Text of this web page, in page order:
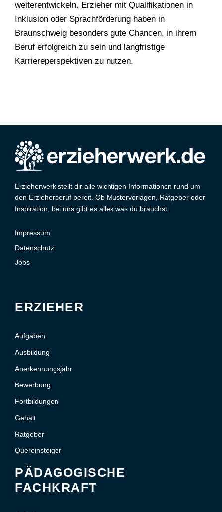
weiterentwickeln. Erzieher mit Qualifikationen in
Inklusion oder Sprachförderung haben in
Braunschweig besonders gute Chancen, in ihrem
Beruf erfolgreich zu sein und langfristige
Karriereperspektiven zu nutzen.
Erzieherwerk stellt dir alle wichtigen Informationen rund um
den Erzieherberuf bereit. Ob Mustervorlagen, Ratgeber oder
Inspiration, bei uns gibt es alles was du brauchst.
Impressum
Datenschutz
Jobs
ERZIEHER
Aufgaben
Ausbildung
Anerkennungsjahr
Bewerbung
Fortbildungen
Gehalt
Ratgeber
Quereinsteiger
PÄDAGOGISCHE
FACHKRAFT